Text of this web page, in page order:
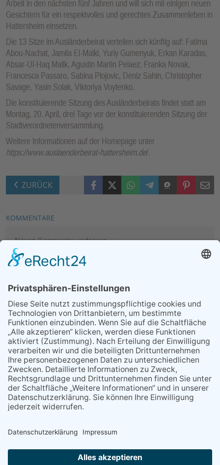
Arbeit in den nächsten fünf Jahren und will sich mit einigen neuen
Gesichtern für ein respektvolles und gerechtes Zusammenleben in
Hattersheim einsetzen.
Die 13 Sitze im Ausländerbeirat verteilen sich künftig auf: Fatima
Abou-Nachat, Jamila El-Malki, Yuriy Gumenyuk, Erkan Karadas,
Absar-Ul-Haq Malik, Agustin Martin Pelaez, Franka Novak,
Francesca Passaro, Sabina Plojovic, Deniz Sahin, Christopher
Savage, Yasin Solak, Viktoriya Voytenko.
Die konstituierende Sitzung des Ausländerbeirats findet statt am
Montag, 20. April, drei Tage vor der konstituierenden Sitzung der
Stadtverordnetenversammlung.
Weitere Informationen auf der Homepage unter
https://www.auslaenderbeirat-hattersheim.de/.
ZURÜCK FacebookX (Twitter)WhatsAppTelegramThreemaPinterestMail
KOMMENTARE
Neuen Kommentar verfassen
03.08.2026
„Mein Smartphone im Alltag“
07.08.2026
Niederlage trotz guter
Leistung
06.08.2026
13. Folk- & Bluesfestival
kehrt zurück zu seinen
Wurzeln
07.08.2026
Montag, 24. August: Handy
Café geöffnet
09.04.2026
Fast 23 Mal überzeichnet
NACH OBEN